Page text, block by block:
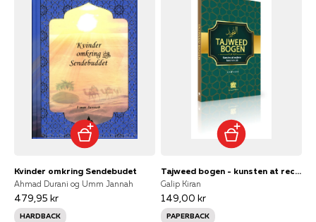
Kvinder omkring Sendebudet
Ahmad Durani og Umm Jannah
479,95 kr
HARDBACK
Tajweed bogen - kunsten at recitere koranen på
Galip Kiran
149,00 kr
PAPERBACK